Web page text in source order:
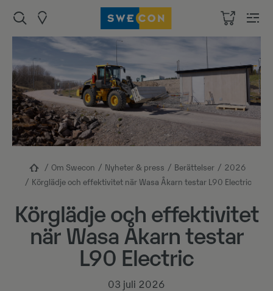
Om Swecon Nyheter & press Berättelser
2026
Körglädje och effektivitet när Wasa Åkarn testar L90 Electric
Körglädje och effektivitet
när Wasa Åkarn testar
L90 Electric
03 juli 2026